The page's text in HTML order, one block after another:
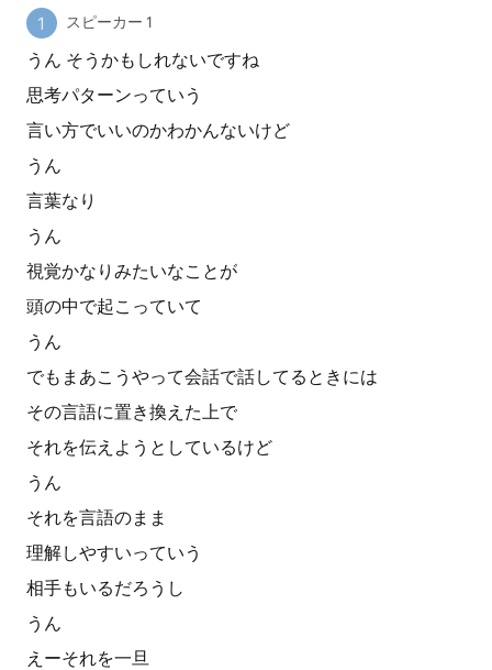
スピーカー 1
うん そうかもしれないですね
思考パターンっていう
言い方でいいのかわかんないけど
うん
言葉なり
うん
視覚かなりみたいなことが
頭の中で起こっていて
うん
でもまあこうやって会話で話してるときには
その言語に置き換えた上で
それを伝えようとしているけど
うん
それを言語のまま
理解しやすいっていう
相手もいるだろうし
うん
えーそれを一旦